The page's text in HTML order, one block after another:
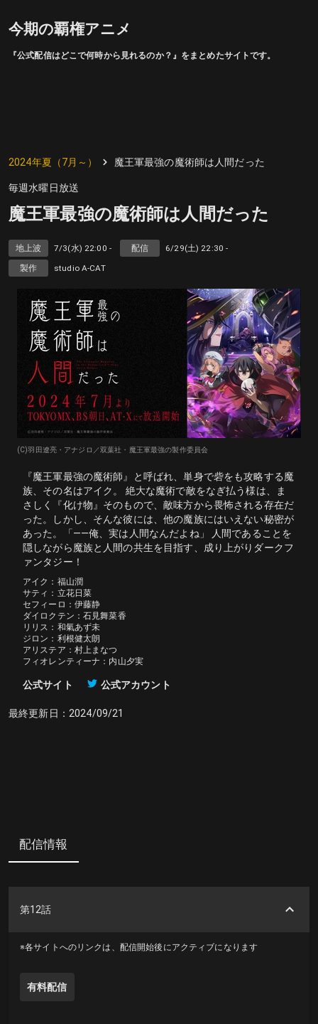
今期の覇権アニメ
『公式配信はどこで何時から見れるのか？』をまとめたサイトです。
2024年夏（7月～） 魔王軍最強の魔術師は人間だった
毎週水曜日放送
魔王軍最強の魔術師は人間だった
地上波 7/3(水) 22:00 - 配信
6/29(土) 22:30 -
製作
studio A-CAT
(C)羽田遼亮・アナジロ／双葉社・魔王軍最強の製作委員会
『魔王軍最強の魔術師』と呼ばれ、単身で砦をも攻略する魔
族、その名はアイク。 絶大な魔術で敵をなぎ払う様は、ま
さしく『化け物』そのもので、敵味方から畏怖される存在だ
った。しかし、そんな彼には、他の魔族にはいえない秘密が
あった。「――俺、実は人間なんだよね」 人間であることを
隠しながら魔族と人間の共生を目指す、成り上がりダークフ
ァンタジー！
アイク：福山潤
サティ：立花日菜
セフィーロ：伊藤静
ダイロクテン：石見舞菜香
リリス：和氣あず未
ジロン：利根健太朗
アリステア：村上まなつ
フィオレンティーナ：内山夕実
公式サイト 公式アカウント
最終更新日： 2024/09/21
配信情報
第12話
※各サイトへのリンクは、配信開始後にアクティブになります
有料配信